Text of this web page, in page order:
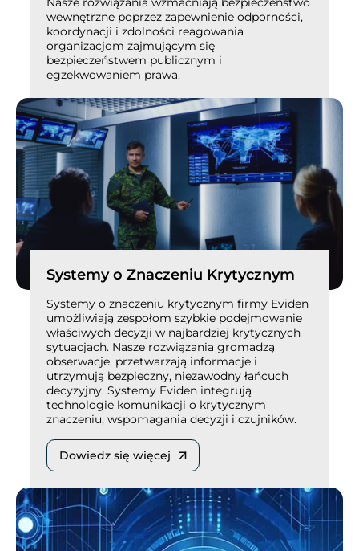
wewnętrzne poprzez zapewnienie odporności,
koordynacji i zdolności reagowania
organizacjom zajmującym się
bezpieczeństwem publicznym i
egzekwowaniem prawa.
Systemy o Znaczeniu Krytycznym
Systemy o znaczeniu krytycznym firmy Eviden
umożliwiają zespołom szybkie podejmowanie
właściwych decyzji w najbardziej krytycznych
sytuacjach. Nasze rozwiązania gromadzą
obserwacje, przetwarzają informacje i
utrzymują bezpieczny, niezawodny łańcuch
decyzyjny. Systemy Eviden integrują
technologie komunikacji o krytycznym
znaczeniu, wspomagania decyzji i czujników.
Dowiedz się więcej